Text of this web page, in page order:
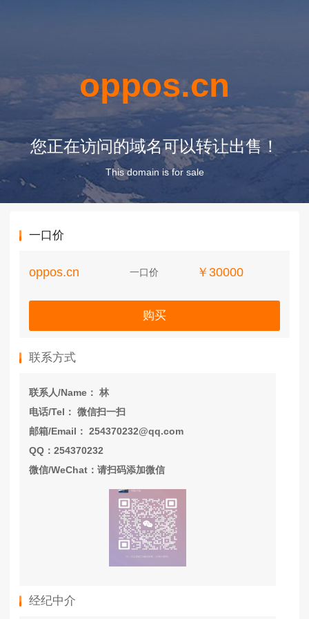
oppos.cn
您正在访问的域名可以转让出售！
This domain is for sale
一口价
oppos.cn 一口价 ￥30000
购买
联系方式
联系人/Name： 林
电话/Tel： 微信扫一扫
邮箱/Email： 254370232@qq.com
QQ：254370232
微信/WeChat：请扫码添加微信
经纪中介